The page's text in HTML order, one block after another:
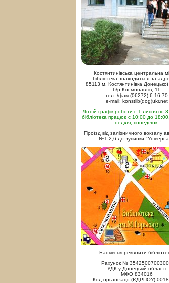
Костянтинівська центральна
бібліотека знаходиться за
85113 м. Костянтинівка Донецької
б/р Космонавтів, 11
тел. /факс(06272) 6-16-70
e-mail: konstlib(dog)ukr.net
Літній графік роботи с 1 липня по
бібліотека працює с 10:00 до 18:00.
неділя, понеділок.
Проїзд від залізничного вокзалу
№1,2,6 до зупинки
Банківські реквізити
Рахунок №
УДК у Донецькій області
МФО 834016
Код організації (ЄДРПОУ)